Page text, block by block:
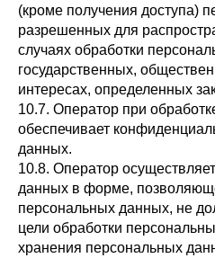
(кроме получения доступа)
разрешенных для
случаях обработки
государственных,
интересах, определенных
10.7. Оператор при
обеспечивает
данных.
10.8. Оператор
данных в форме,
персональных данных, не
цели обработки
хранения персональных